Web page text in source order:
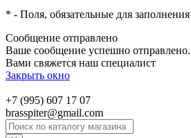
* - Поля, обязательные для заполнения
Сообщение отправлено
Ваше сообщение успешно
Вами свяжется наш специалист
Закрыть окно
+7 (995) 607 17 07
brasspiter@gmail.com